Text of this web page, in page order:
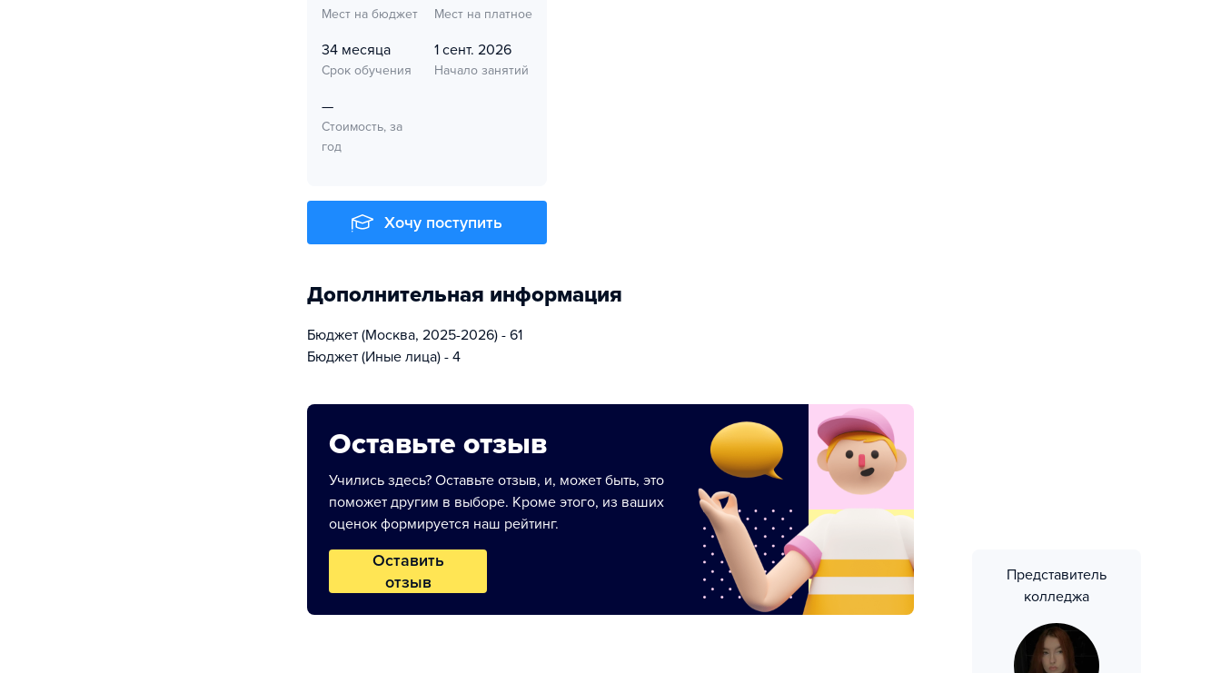
Мест на бюджет Мест на платное
34 месяца
Срок обучения
1 сент. 2026
Начало занятий
—
Стоимость, за
год
Хочу поступить
Дополнительная информация
Бюджет (Москва, 2025-2026) - 61
Бюджет (Иные лица) - 4
Оставьте отзыв
Учились здесь? Оставьте отзыв, и, может быть, это
поможет другим в выборе. Кроме этого, из ваших
оценок формируется наш рейтинг.
Оставить
отзыв
Представитель
колледжа